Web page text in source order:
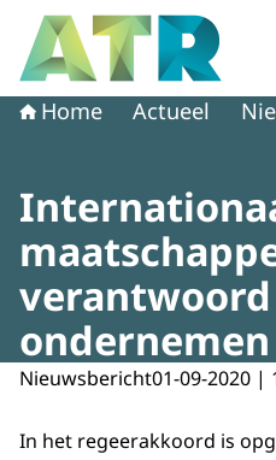
Naar de homepage van
Home Actueel
verantwoord
ondernemen
Nieuwsbericht01-09-2020 |
In het regeerakkoord is